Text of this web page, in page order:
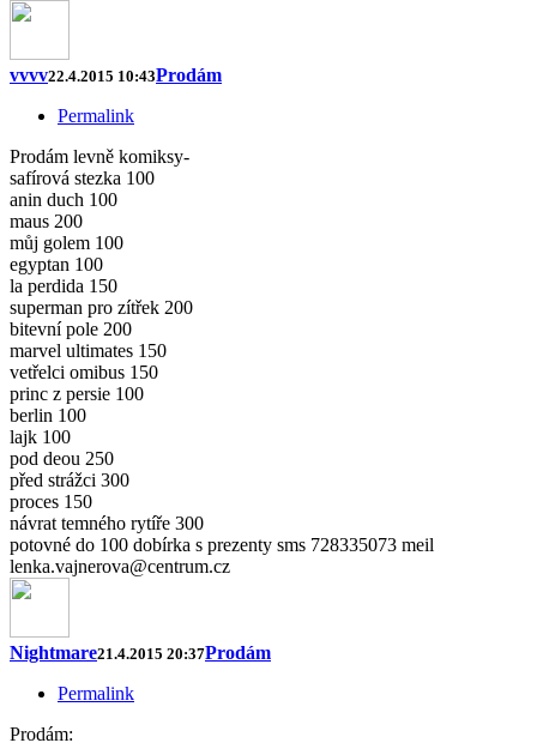
vvvv22.4.2015 10:43Prodám
Permalink
Prodám levně komiksy-
safírová stezka 100
anin duch 100
maus 200
můj golem 100
egyptan 100
la perdida 150
superman pro zítřek 200
bitevní pole 200
marvel ultimates 150
vetřelci omibus 150
princ z persie 100
berlin 100
lajk 100
pod deou 250
před strážci 300
proces 150
návrat temného rytíře 300
potovné do 100 dobírka s prezenty sms 728335073 meil
lenka.vajnerova@centrum.cz
Nightmare21.4.2015 20:37Prodám
Permalink
Prodám: